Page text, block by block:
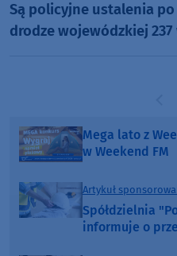
Są policyjne ustalenia
drodze wojewódzkiej
Mega lato z
w Weekend FM
Artykuł
Spółdzielnia
informuje o